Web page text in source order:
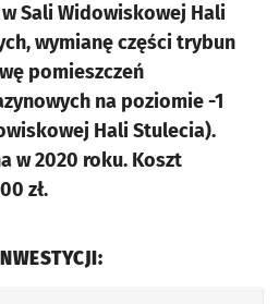
Sali Widowiskowej Hali
wymianę części trybun
pomieszczeń
na poziomie -1
Hali Stulecia).
w 2020 roku. Koszt
zł.